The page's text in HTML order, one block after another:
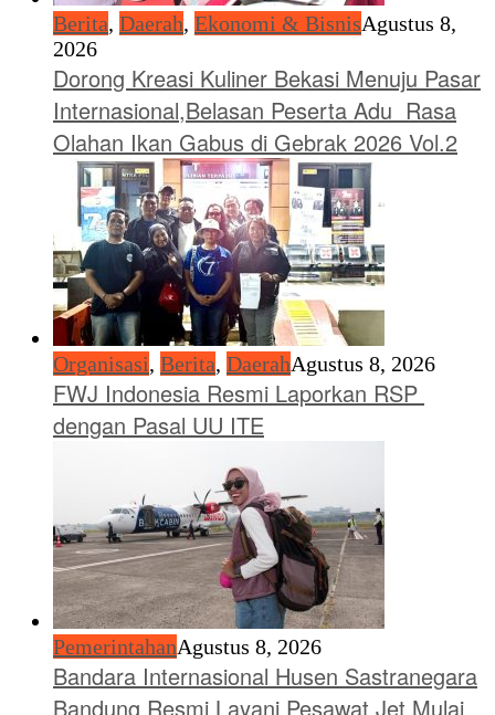
Berita, Daerah, Ekonomi & BisnisAgustus 8,
2026
Dorong Kreasi Kuliner Bekasi Menuju Pasar
Internasional,Belasan Peserta Adu Rasa
Olahan Ikan Gabus di Gebrak 2026 Vol.2
Organisasi, Berita, DaerahAgustus 8, 2026
FWJ Indonesia Resmi Laporkan RSP
dengan Pasal UU ITE
PemerintahanAgustus 8, 2026
Bandara Internasional Husen Sastranegara
Bandung Resmi Layani Pesawat Jet Mulai